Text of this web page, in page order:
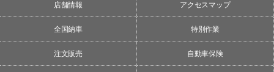
店舗情報 アクセスマップ
全国納車 特別作業
注文販売 自動車保険